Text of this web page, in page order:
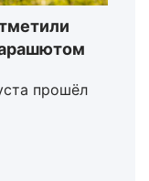
прошёл